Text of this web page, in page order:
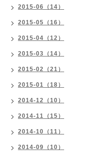
2015-06（14）
2015-05（16）
2015-04（12）
2015-03（14）
2015-02（21）
2015-01（18）
2014-12（10）
2014-11（15）
2014-10（11）
2014-09（10）